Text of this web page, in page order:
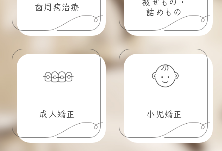
歯周病治療
被せもの・
詰めもの
成人矯正 小児矯正